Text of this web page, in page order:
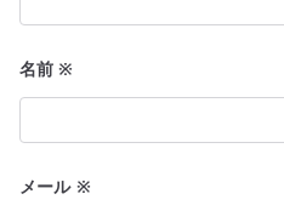
名前※
メール ※